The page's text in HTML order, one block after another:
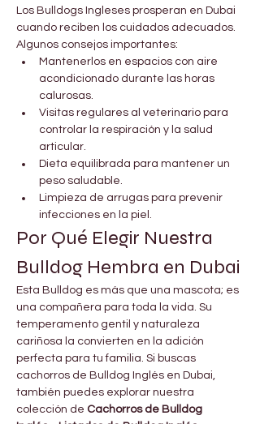
Los Bulldogs Ingleses prosperan en Dubai
cuando reciben los cuidados adecuados.
Algunos consejos importantes:
Mantenerlos en espacios con aire
acondicionado durante las horas
calurosas.
Visitas regulares al veterinario para
controlar la respiración y la salud
articular.
Dieta equilibrada para mantener un
peso saludable.
Limpieza de arrugas para prevenir
infecciones en la piel.
Por Qué Elegir Nuestra
Bulldog Hembra en Dubai
Esta Bulldog es más que una mascota; es
una compañera para toda la vida. Su
temperamento gentil y naturaleza
cariñosa la convierten en la adición
perfecta para tu familia. Si buscas
cachorros de Bulldog Inglés en Dubai,
también puedes explorar nuestra
colección de Cachorros de Bulldog